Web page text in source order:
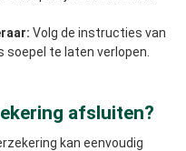
Volg de instructies van
te laten verlopen.
afsluiten?
kan eenvoudig